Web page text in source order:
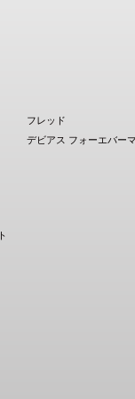
フレッド
デビアス フォーエバー